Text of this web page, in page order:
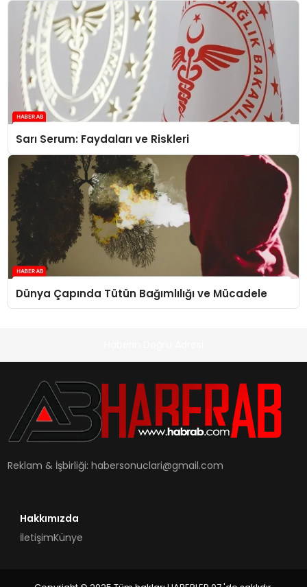
Sarı Serum: Faydaları ve Riskleri
Dünya Çapında Tütün Bağımlılığı ve Mücadele
Reklam & İşbirliği:habersonuclari@gmail.com
Hakkımızda
İletişimKünye